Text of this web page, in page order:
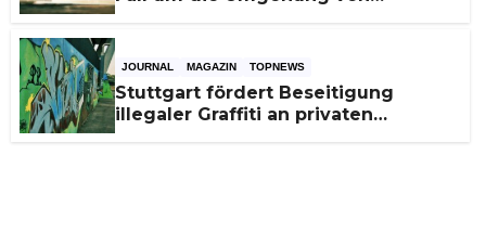
JOURNAL MAGAZIN TOPNEWS
Stuttgart fördert Beseitigung
illegaler Graffiti an privaten